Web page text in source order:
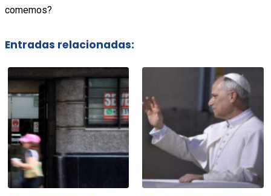
comemos?
Entradas relacionadas: